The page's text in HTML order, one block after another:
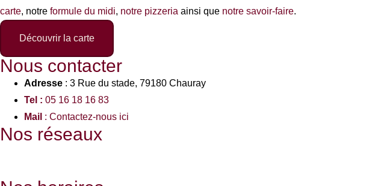
carte, notre formule du midi, notre pizzeria ainsi que notre savoir-faire.
Découvrir la carte
Nous contacter
Adresse : 3 Rue du stade, 79180 Chauray
Tel : 05 16 18 16 83
Mail : Contactez-nous ici
Nos réseaux